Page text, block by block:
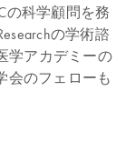
の科学顧問を務
の学術諮
学アカデミーの
会のフェローも